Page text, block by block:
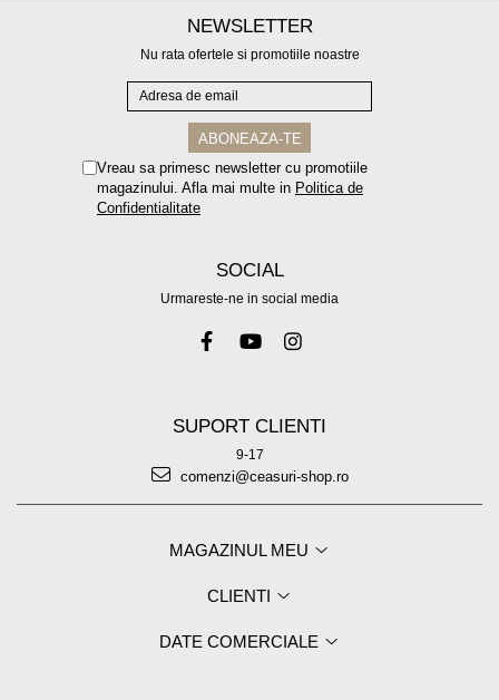
NEWSLETTER
Nu rata ofertele si promotiile noastre
Vreau sa primesc newsletter cu promotiile
magazinului. Afla mai multe in Politica de
Confidentialitate
SOCIAL
Urmareste-ne in social media
SUPORT CLIENTI
9-17
comenzi@ceasuri-shop.ro
MAGAZINUL MEU
CLIENTI
DATE COMERCIALE